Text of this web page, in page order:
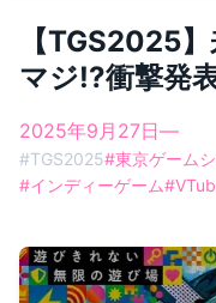
【TGS2025
マジ!?衝撃発
2025年9月27日—
#TGS2025#東京ゲーム
#インディーゲーム#